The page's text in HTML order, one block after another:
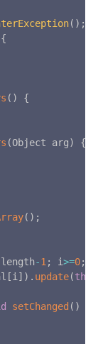
( ) ;
{
( )
{
(Object arg)
{
( ) ;
length-1 ; i>=0;
[i ] ) . update(this
setChanged ( )